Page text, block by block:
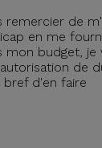
remercier de
en me
mon budget, je
de
bref d'en faire